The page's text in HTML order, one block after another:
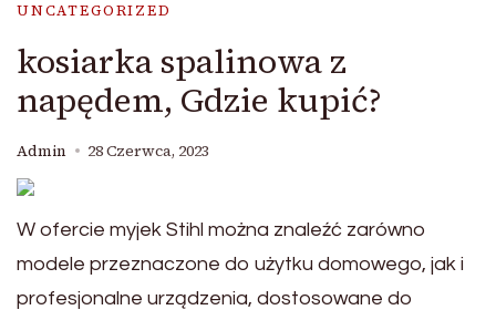
UNCATEGORIZED
kosiarka spalinowa z
napędem, Gdzie kupić?
Admin 28 Czerwca, 2023
W ofercie myjek Stihl można znaleźć zarówno
modele przeznaczone do użytku domowego, jak i
profesjonalne urządzenia, dostosowane do